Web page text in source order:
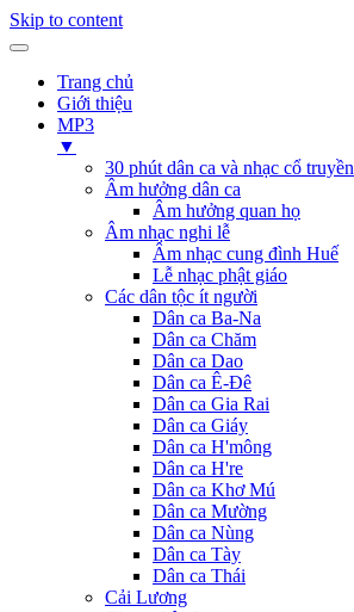
Skip to content
Trang chủ
Giới thiệu
MP3
▼
30 phút dân ca và nhạc cổ truyền
Âm hưởng dân ca
Âm hưởng quan họ
Âm nhạc nghi lễ
Âm nhạc cung đình Huế
Lễ nhạc phật giáo
Các dân tộc ít người
Dân ca Ba-Na
Dân ca Chăm
Dân ca Dao
Dân ca Ê-Đê
Dân ca Gia Rai
Dân ca Giáy
Dân ca H'mông
Dân ca H're
Dân ca Khơ Mú
Dân ca Mường
Dân ca Nùng
Dân ca Tày
Dân ca Thái
Cải Lương